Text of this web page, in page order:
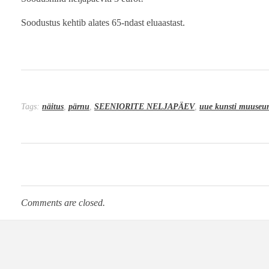
Soodustus kehtib alates 65-ndast eluaastast.
Tags: näitus pärnu SEENIORITE NELJAPÄEV, uue kunsti
Comments are closed.